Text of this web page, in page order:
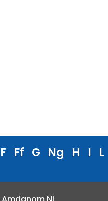
F Ff G Ng H I L